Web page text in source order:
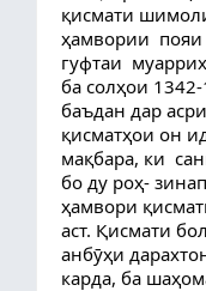
қисмати
ҳамвории  пояи
гуфтаи
ба солҳои
баъдан дар
қисматҳои он
мақбара, ки
бо ду роҳ-
ҳамвори
аст. Қисмати
анбӯҳи
карда, ба